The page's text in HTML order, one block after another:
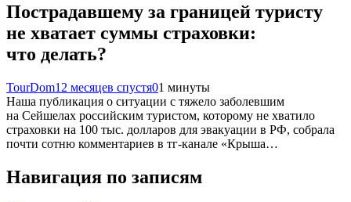
Пострадавшему за границей туристу
не хватает суммы страховки:
что делать?
TourDom12 месяцев спустя01 минуты
Наша публикация о ситуации с тяжело заболевшим
на Сейшелах российским туристом, которому не хватило
страховки на 100 тыс. долларов для эвакуации в РФ, собрала
почти сотню комментариев в тг-канале «Крыша…
Навигация по записям